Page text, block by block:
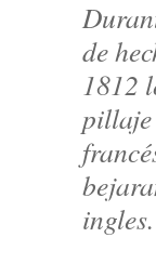
de
1812
pillaje
ingles.